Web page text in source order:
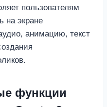
пользователям
на экране
анимацию, текст
функции